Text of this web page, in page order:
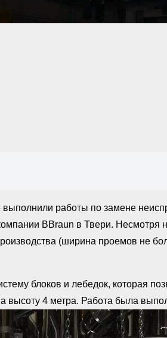
работы по замене
BBraun в Твери. Несмотря
(ширина проемов не
блоков и лебедок, которая
высоту 4 метра. Работа была